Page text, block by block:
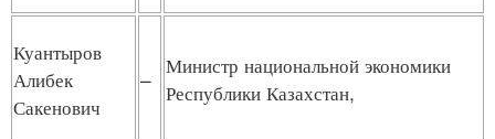
Куантыров
Алибек
Сакенович
–
Министр национальной экономики
Республики Казахстан,